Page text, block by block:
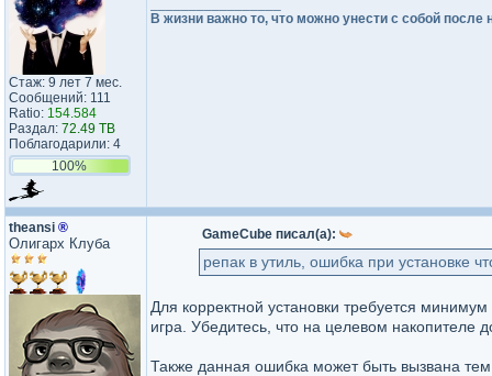
Стаж: 9 лет 7 мес.
Сообщений: 111
Ratio: 154.584
Раздал: 72.49 TB
Поблагодарили: 4
100%
В жизни важно то, что можно унести с собой
theansi ®
Олигарх Клуба
GameCube писал(а):
репак в утиль, ошибка при установке
Для корректной установки требуется
игра. Убедитесь, что на целевом накопителе
Также данная ошибка может быть вызвана